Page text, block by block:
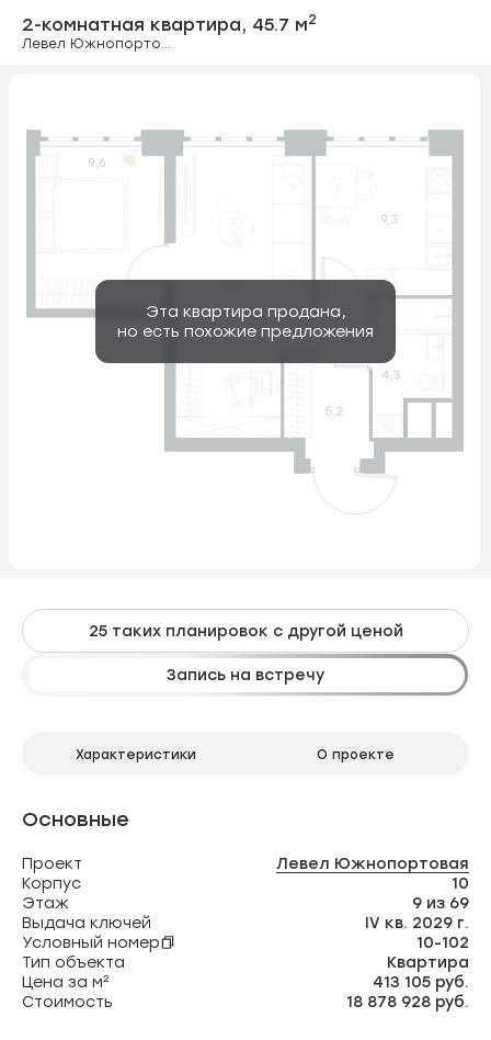
2-комнатная
2-комнатная квартира, 45.7 м2
Эта квартира продана,
но есть похожие предложения
25 таких планировок с другой ценой
Запись на встречу
Характеристики О проекте
Основные
Проект
Левел Южнопортовая
Корпус
10
Этаж
9 из 69
Выдача ключей
IV кв. 2029 г.
Условный номер
10-102
Тип объекта
Квартира
Цена за м²
413 105 руб.
Стоимость
18 878 928 руб.